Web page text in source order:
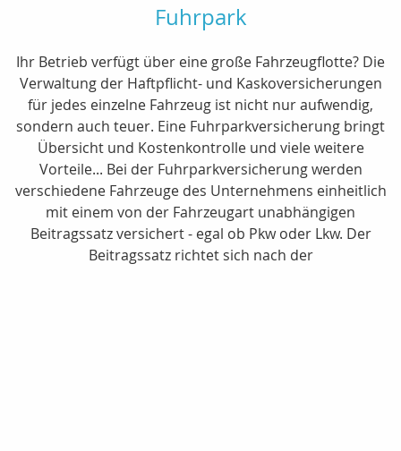
Fuhrpark
Ihr Betrieb verfügt über eine große Fahrzeugflotte? Die
Verwaltung der Haftpflicht- und Kaskoversicherungen
für jedes einzelne Fahrzeug ist nicht nur aufwendig,
sondern auch teuer. Eine Fuhrparkversicherung bringt
Übersicht und Kostenkontrolle und viele weitere
Vorteile... Bei der Fuhrparkversicherung werden
verschiedene Fahrzeuge des Unternehmens einheitlich
mit einem von der Fahrzeugart unabhängigen
Beitragssatz versichert - egal ob Pkw oder Lkw. Der
Beitragssatz richtet sich nach der